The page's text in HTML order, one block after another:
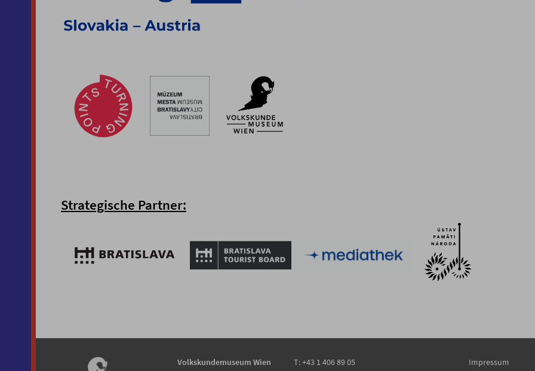
Strategische Partner:
Volkskundemuseum Wien
T:+43 1 406 89 05
Impressum